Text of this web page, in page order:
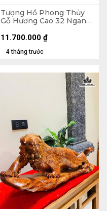
Tượng Hổ Phong Thủy
Gỗ Hương Cao 32 Ngang
4 tháng trước
11.700.000 ₫